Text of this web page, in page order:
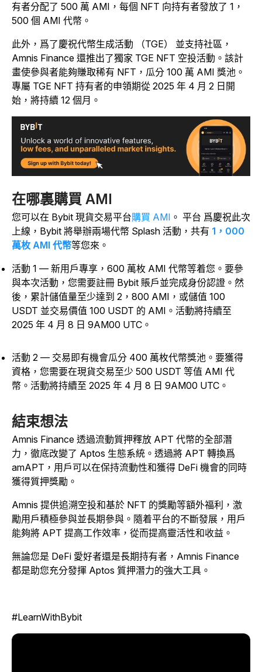
有者分配了 500 萬 AMI，每個 NFT 向持有者發放了 1，
500 個 AMI 代幣。
此外，爲了慶祝代幣生成活動 （TGE） 並支持社區，
Amnis Finance 還推出了獨家 TGE NFT 空投活動。該計
畫使參與者能夠賺取稀有 NFT，瓜分 100 萬 AMI 獎池。
專屬 TGE NFT 持有者的申領期從 2025 年 4 月 2 日開
始，將持續 12 個月。
在哪裏購買 AMI
您可以在 Bybit 現貨交易平台購買 AMI 。 平台 爲慶祝此次
上線，Bybit 將舉辦兩場代幣 Splash 活動，共有 1，000
萬枚 AMI 代幣等您來。
活動 1 — 新用戶專享，600 萬枚 AMI 代幣等着您。要參
與本次活動，您需要註冊 Bybit 賬戶並完成身份認證。然
後，累計儲值量至少達到 2，800 AMI，或儲值 100
USDT 並交易價值 100 USDT 的 AMI。活動將持續至
2025 年 4 月 8 日 9AM00 UTC。
活動 2 — 交易即有機會瓜分 400 萬枚代幣獎池。要獲得
資格，您需要在現貨交易至少 500 USDT 等值 AMI 代
幣。活動將持續至 2025 年 4 月 8 日 9AM00 UTC。
結束想法
Amnis Finance 透過流動質押釋放 APT 代幣的全部潛
力，徹底改變了 Aptos 生態系統。透過將 APT 轉換爲
amAPT，用戶可以在保持流動性和獲得 DeFi 機會的同時
獲得質押獎勵。
Amnis 提供追溯空投和基於 NFT 的獎勵等額外福利，激
勵用戶積極參與並長期參與。隨着平台的不斷發展，用戶
能夠將 APT 提高工作效率，從而提高靈活性和收益。
無論您是 DeFi 愛好者還是長期持有者，Amnis Finance
都是助您充分發揮 Aptos 質押潛力的強大工具。
#LearnWithBybit